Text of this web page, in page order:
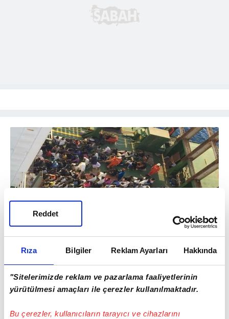
Rıza Bilgiler Reklam Ayarları Hakkında
"Sitelerimizde reklam ve pazarlama faaliyetlerinin
yürütülmesi amaçları ile çerezler kullanılmaktadır.
Bu çerezler, kullanıcıların tarayıcı ve cihazlarını
Reddet